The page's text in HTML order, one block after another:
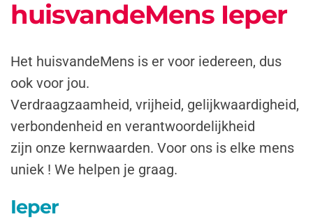
huisvandeMens Ieper
Het huisvandeMens is er voor iedereen, dus
ook voor jou.
Verdraagzaamheid, vrijheid, gelijkwaardigheid,
verbondenheid en verantwoordelijkheid
zijn onze kernwaarden. Voor ons is elke mens
uniek ! We helpen je graag.
Ieper